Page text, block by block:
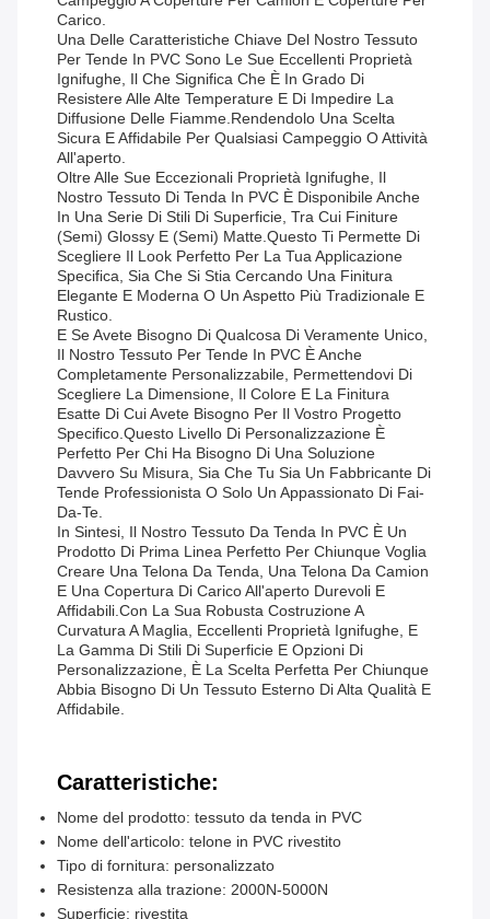
Carico.
Una Delle Caratteristiche Chiave Del Nostro Tessuto
Per Tende In PVC Sono Le Sue Eccellenti Proprietà
Ignifughe, Il Che Significa Che È In Grado Di
Resistere Alle Alte Temperature E Di Impedire La
Diffusione Delle Fiamme.rendendolo Una Scelta
Sicura E Affidabile Per Qualsiasi Campeggio O Attività
All'aperto.
Oltre Alle Sue Eccezionali Proprietà Ignifughe, Il
Nostro Tessuto Di Tenda In PVC È Disponibile Anche
In Una Serie Di Stili Di Superficie, Tra Cui Finiture
(Semi) Glossy E (Semi) Matte.Questo Ti Permette Di
Scegliere Il Look Perfetto Per La Tua Applicazione
Specifica, Sia Che Si Stia Cercando Una Finitura
Elegante E Moderna O Un Aspetto Più Tradizionale E
Rustico.
E Se Avete Bisogno Di Qualcosa Di Veramente Unico,
Il Nostro Tessuto Per Tende In PVC È Anche
Completamente Personalizzabile, Permettendovi Di
Scegliere La Dimensione, Il Colore E La Finitura
Esatte Di Cui Avete Bisogno Per Il Vostro Progetto
Specifico.Questo Livello Di Personalizzazione È
Perfetto Per Chi Ha Bisogno Di Una Soluzione
Davvero Su Misura, Sia Che Tu Sia Un Fabbricante Di
Tende Professionista O Solo Un Appassionato Di Fai-
Da-Te.
In Sintesi, Il Nostro Tessuto Da Tenda In PVC È Un
Prodotto Di Prima Linea Perfetto Per Chiunque Voglia
Creare Una Telona Da Tenda, Una Telona Da Camion
E Una Copertura Di Carico All'aperto Durevoli E
Affidabili.Con La Sua Robusta Costruzione A
Curvatura A Maglia, Eccellenti Proprietà Ignifughe, E
La Gamma Di Stili Di Superficie E Opzioni Di
Personalizzazione, È La Scelta Perfetta Per Chiunque
Abbia Bisogno Di Un Tessuto Esterno Di Alta Qualità E
Affidabile.
Caratteristiche:
Nome del prodotto: tessuto da tenda in PVC
Nome dell'articolo: telone in PVC rivestito
Tipo di fornitura: personalizzato
Resistenza alla trazione: 2000N-5000N
Superficie: rivestita